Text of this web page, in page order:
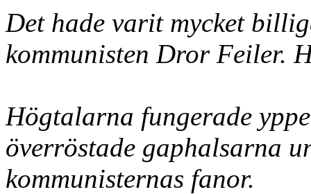
Det hade varit mycket
kommunisten Dror Feiler.
Högtalarna fungerade
överröstade gaphalsarna
kommunisternas fanor.